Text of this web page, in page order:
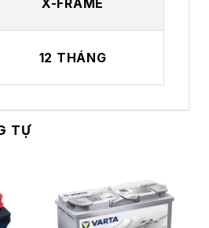
12 THÁNG
TỰ